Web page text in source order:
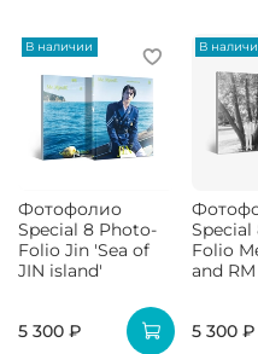
В наличии
Фотофолио
Special 8 Photo-
Folio Jin 'Sea of
JIN island'
5 300 ₽
В
Folio
and RM
5 300 ₽